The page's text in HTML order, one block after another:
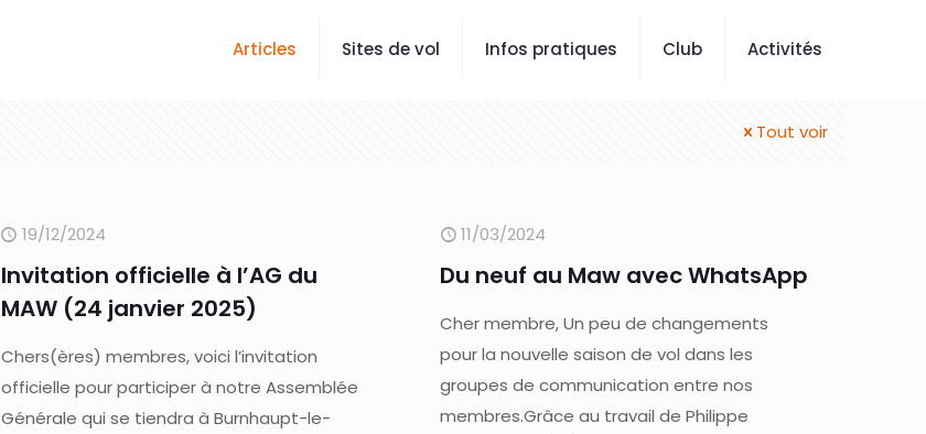
Articles Sites de vol Infos pratiques Club Activités
Tout voir
19/12/2024
Invitation officielle à l’AG du
MAW (24 janvier 2025)
Chers(ères) membres, voici l’invitation
officielle pour participer à notre Assemblée
Générale qui se tiendra à Burnhaupt-le-
11/03/2024
Du neuf au Maw avec WhatsApp
Cher membre, Un peu de changements
pour la nouvelle saison de vol dans les
groupes de communication entre nos
membres.Grâce au travail de Philippe